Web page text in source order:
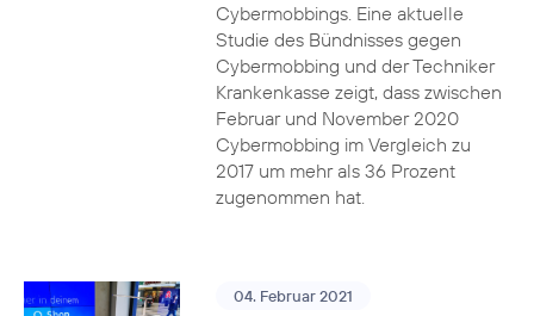
Cybermobbings. Eine aktuelle
Studie des Bündnisses gegen
Cybermobbing und der Techniker
Krankenkasse zeigt, dass zwischen
Februar und November 2020
Cybermobbing im Vergleich zu
2017 um mehr als 36 Prozent
zugenommen hat.
04. Februar 2021